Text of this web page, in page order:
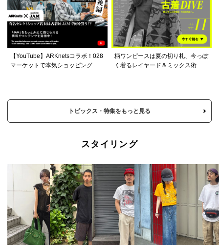
【YouTube】ARKnetsコラボ！028
マーケットで本気ショッピング
柄ワンピースは夏の切り札、今っぽ
く着るレイヤード＆ミックス術
トピックス・特集をもっと見る
スタイリング